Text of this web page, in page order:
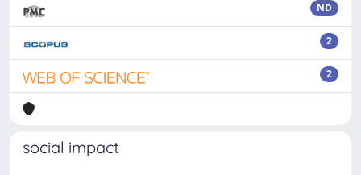
ND
2
2
social impact